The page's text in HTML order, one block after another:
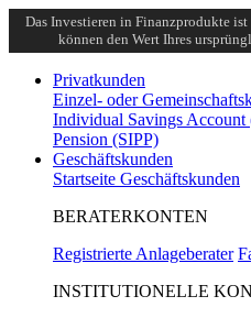
Das Investieren in Finanzprodukte
können den Wert Ihres
Privatkunden
Einzel- oder
Individual Savings
Pension (SIPP)
Geschäftskunden
Startseite Geschäftskunden
BERATERKONTEN
Registrierte Anlageberater
INSTITUTIONELLE